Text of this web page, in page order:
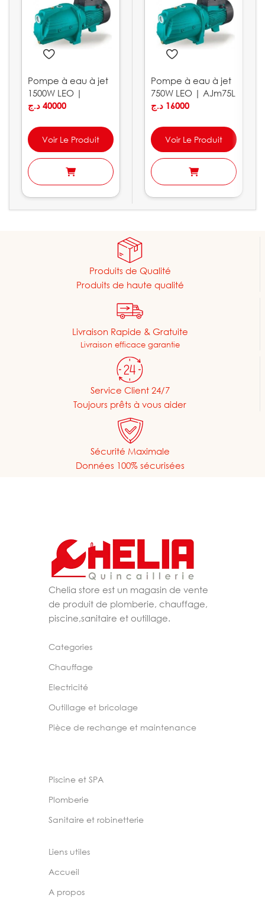
Pompe à eau à jet
1500W LEO |
AJm150L
40000 د.ج
Voir Le Produit
Pompe à eau à jet
750W LEO | AJm75L
16000 د.ج
Voir Le Produit
Produits de Qualité
Produits de haute qualité
Livraison Rapide & Gratuite
Livraison efficace garantie
Service Client 24/7
Toujours prêts à vous aider
Sécurité Maximale
Données 100% sécurisées
Chelia store est un magasin de vente
de produit de plomberie, chauffage,
piscine,sanitaire et outillage.
Categories
Chauffage
Electricité
Outillage et bricolage
Pièce de rechange et maintenance
Piscine et SPA
Plomberie
Sanitaire et robinetterie
Liens utiles
Accueil
A propos